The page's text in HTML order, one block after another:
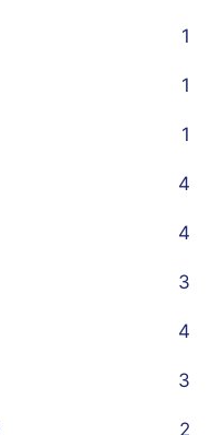
1
1
1
4
4
3
4
3
2